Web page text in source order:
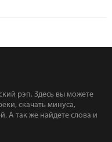
рэп. Здесь вы можете
скачать минуса,
А так же найдете слова и